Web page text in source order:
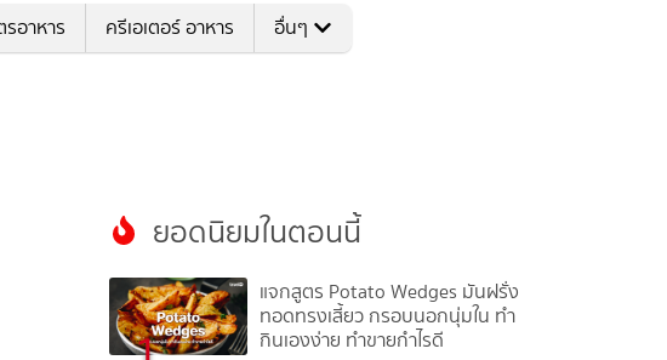
อาหาร ครีเอเตอร์ อาหาร อื่นๆ
ยอดนิยมในตอนนี้
แจกสูตร Potato Wedges มันฝรั่ง
ทอดทรงเสี้ยว กรอบนอกนุ่มใน ทำ
กินเองง่าย ทำขายกำไรดี